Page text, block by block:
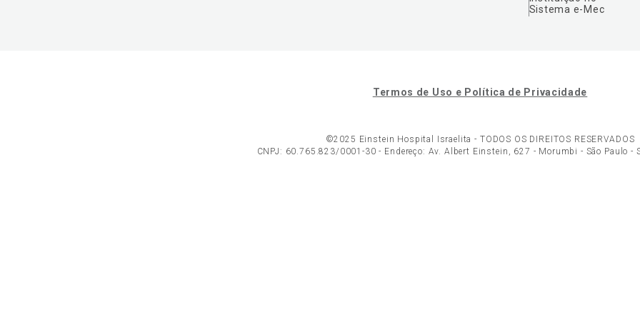
Sistema e-Mec
Termos de Uso e Política de Privacidade
©2025 Einstein Hospital Israelita - TODOS OS DIREITOS RESERVADOS
CNPJ: 60.765.823/0001-30 - Endereço: Av. Albert Einstein, 627 - Morumbi - São Paulo -